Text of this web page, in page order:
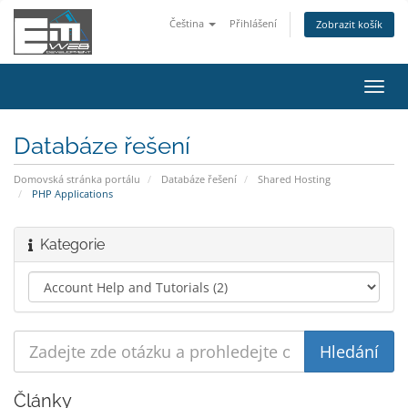
Čeština Přihlášení Zobrazit košík
Databáze řešení
Domovská stránka portálu Databáze řešení
Shared Hosting
PHP Applications
Kategorie
Články